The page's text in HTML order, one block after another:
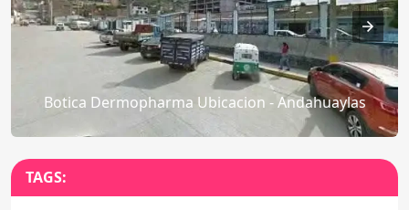
Botica Dermopharma Ubicacion - Andahuaylas
TAGS: